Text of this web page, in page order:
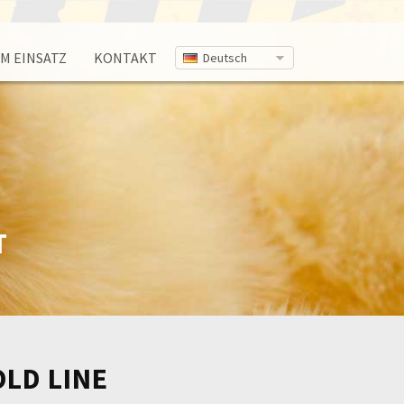
EINSATZ KONTAKT Deutsch
LINE